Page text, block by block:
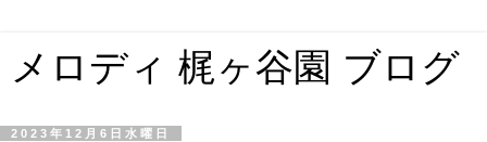
メロディ 梶ヶ谷園 ブログ
2023年12月6日水曜日